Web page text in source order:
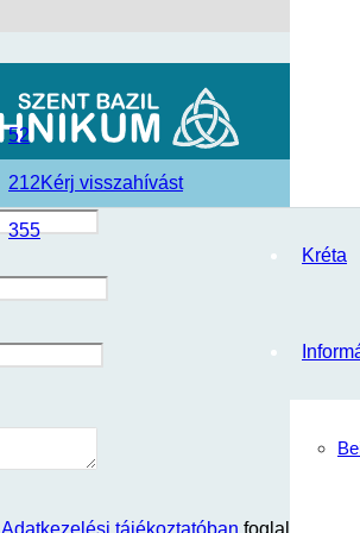
Kréta
52
212
355
Kérj visszahívást
Kérdésed van képzéseinkkel